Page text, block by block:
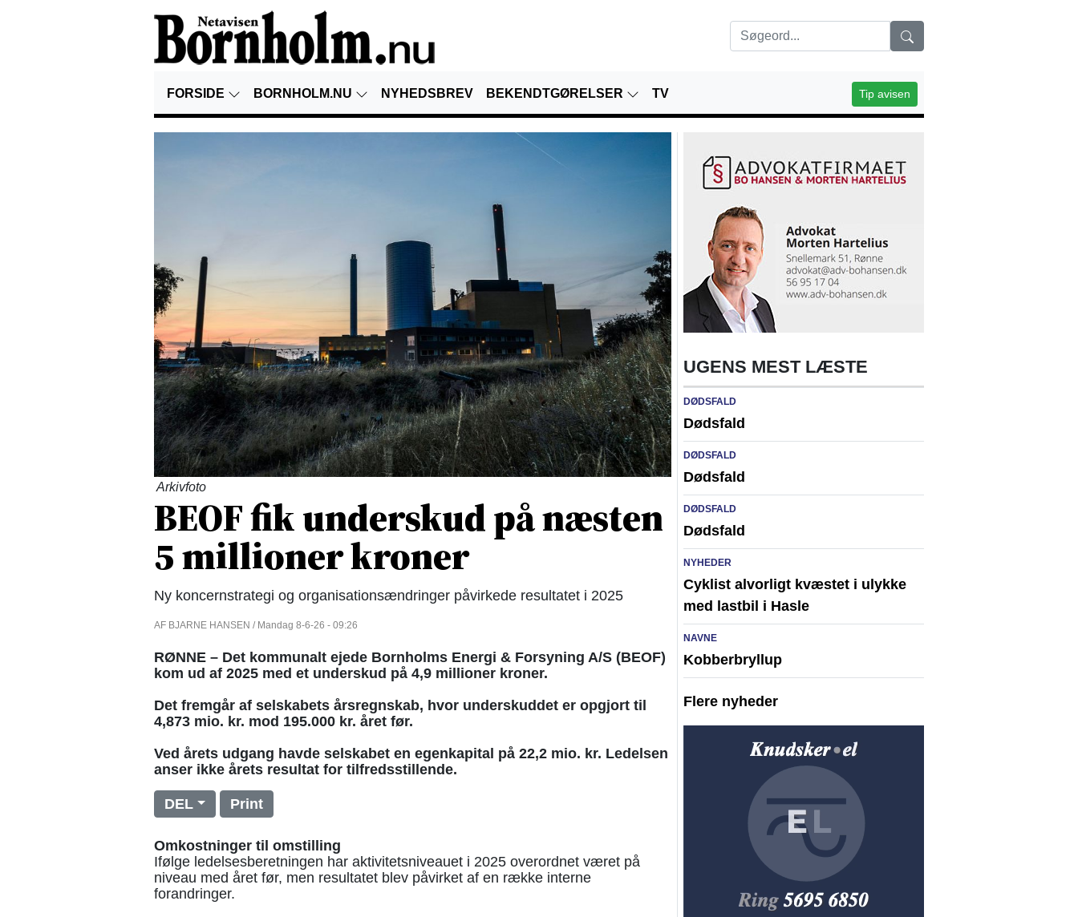
FORSIDE BORNHOLM.NU NYHEDSBREV BEKENDTGØRELSER TV Tip avisen
Arkivfoto
BEOF fik underskud på næsten
5 millioner kroner
Ny koncernstrategi og organisationsændringer påvirkede resultatet i 2025
AF BJARNE HANSEN / Mandag 8-6-26 - 09:26
RØNNE – Det kommunalt ejede Bornholms Energi & Forsyning A/S (BEOF)
kom ud af 2025 med et underskud på 4,9 millioner kroner.
Det fremgår af selskabets årsregnskab, hvor underskuddet er opgjort til
4,873 mio. kr. mod 195.000 kr. året før.
Ved årets udgang havde selskabet en egenkapital på 22,2 mio. kr. Ledelsen
anser ikke årets resultat for tilfredsstillende.
DEL Print
Omkostninger til omstilling
Ifølge ledelsesberetningen har aktivitetsniveauet i 2025 overordnet været på
niveau med året før, men resultatet blev påvirket af en række interne
forandringer.
UGENS MEST LÆSTE
DØDSFALD
Dødsfald
DØDSFALD
Dødsfald
DØDSFALD
Dødsfald
NYHEDER
Cyklist alvorligt kvæstet i ulykke
med lastbil i Hasle
NAVNE
Kobberbryllup
Flere nyheder